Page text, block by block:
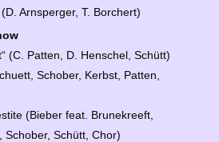
Arnsperger, T. Borchert)
(C. Patten, D. Henschel, Schütt)
Schober, Kerbst, Patten,
(Bieber feat. Brunekreeft,
Schober, Schütt, Chor)